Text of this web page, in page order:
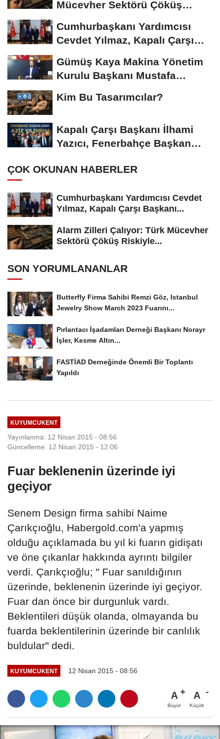
Mücevher Sektörü Çöküş
Cumhurbaşkanı Yardımcısı
Cevdet Yılmaz, Kapalı Çarşı
Gümüş Kaya Makina Yönetim
Kurulu Başkanı Mustafa
Kim Bu Tasarımcılar?
Kapalı Çarşı Başkanı İlhami
Yazıcı, Fenerbahçe Başkan
ÇOK OKUNAN HABERLER
Cumhurbaşkanı Yardımcısı Cevdet
Yılmaz, Kapalı Çarşı Başkanı...
Alarm Zilleri Çalıyor: Türk Mücevher
Sektörü Çöküş Riskiyle...
SON YORUMLANANLAR
Butterfly Firma Sahibi Remzi Göz, Istanbul
Jewelry Show March 2023 Fuarını...
Pırlantacı İşadamları Derneği Başkanı Norayr
İşler, Kesme Altın...
FASTİAD Derneğinde Önemli Bir Toplantı
Yapıldı
KUYUMCUKENT
Yayınlanma: 12 Nisan 2015 - 08:56
Güncelleme: 12 Nisan 2015 - 12:06
Fuar beklenenin üzerinde iyi
geçiyor
Senem Design firma sahibi Naime
Çarıkçıoğlu, Habergold.com'a yapmış
olduğu açıklamada bu yıl ki fuarın gidişatı
ve öne çıkanlar hakkında ayrıntı bilgiler
verdi. Çarıkçıoğlu; " Fuar sanıldığının
üzerinde, beklenenin üzerinde iyi geçiyor.
Fuar dan önce bir durgunluk vardı.
Beklentileri düşük olanda, olmayanda bu
fuarda beklentilerinin üzerinde bir canlılık
buldular" dedi.
KUYUMCUKENT 12 Nisan 2015 - 08:56
A
Büyüt
A
Küçült